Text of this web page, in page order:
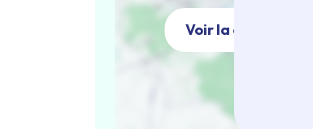
Voir la carte